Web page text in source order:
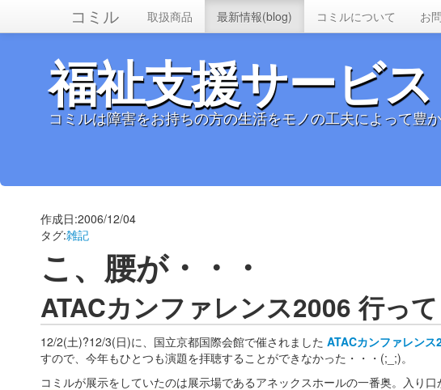
コミル 取扱商品 最新情報(blog) コミルについて お
福祉支援サービ
コミルは障害をお持ちの方の生活をモノの工夫によって豊
作成日:2006/12/04
タグ:雑記
こ、腰が・・・
ATACカンファレンス2006 行っ
12/2(土)?12/3(日)に、国立京都国際会館で催されました ATACカンファレンス
すので、今年もひとつも演題を拝聴することができなかった・・・(;_;)。
コミルが展示をしていたのは展示場であるアネックスホールの一番奥。入り口